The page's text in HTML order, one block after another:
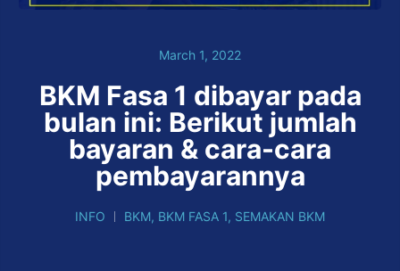
March 1, 2022
BKM Fasa 1 dibayar pada
bulan ini: Berikut jumlah
bayaran & cara-cara
pembayarannya
INFO BKM, BKM FASA 1, SEMAKAN BKM